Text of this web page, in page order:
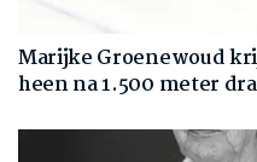
Marijke Groenewoud
heen na 1.500 meter